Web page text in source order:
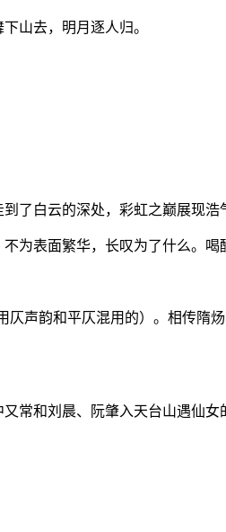
山去，明月逐人归。
了白云的深处，彩虹之巅展现浩
表面繁华，长叹为了什么。喝
声韵和平仄混用的）。相传隋
常和刘晨、阮肇入天台山遇仙女